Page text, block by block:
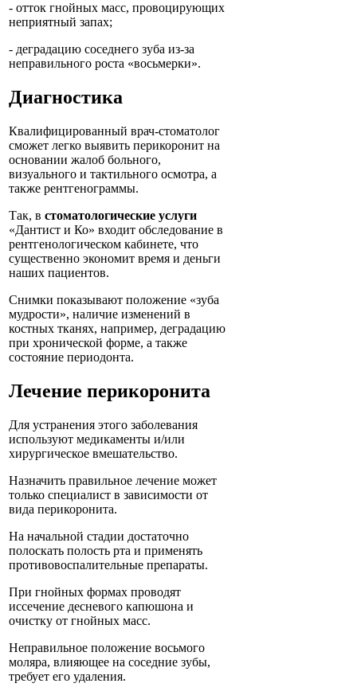
- отток гнойных масс, провоцирующих
неприятный запах;
- деградацию соседнего зуба из-за
неправильного роста «восьмерки».
Диагностика
Квалифицированный врач-стоматолог
сможет легко выявить перикоронит на
основании жалоб больного,
визуального и тактильного осмотра, а
также рентгенограммы.
Так, в стоматологические услуги
«Дантист и Ко» входит обследование в
рентгенологическом кабинете, что
существенно экономит время и деньги
наших пациентов.
Снимки показывают положение «зуба
мудрости», наличие изменений в
костных тканях, например, деградацию
при хронической форме, а также
состояние периодонта.
Лечение перикоронита
Для устранения этого заболевания
используют медикаменты и/или
хирургическое вмешательство.
Назначить правильное лечение может
только специалист в зависимости от
вида перикоронита.
На начальной стадии достаточно
полоскать полость рта и применять
противовоспалительные препараты.
При гнойных формах проводят
иссечение десневого капюшона и
очистку от гнойных масс.
Неправильное положение восьмого
моляра, влияющее на соседние зубы,
требует его удаления.